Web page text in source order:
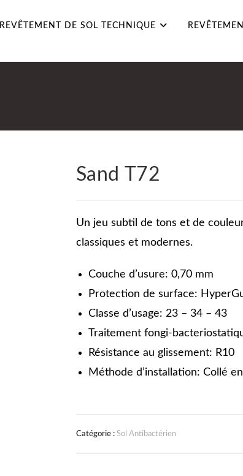
REVÊTEMENT DE SOL TECHNIQUE
Sand T72
Un jeu subtil de tons et de
classiques et modernes.
Couche d’usure: 0,70 mm
Protection de surface:
Classe d’usage: 23 – 34 – 43
Traitement fongi-
Résistance au glissement: R10
Méthode d’installation: Collé
Catégorie : Sol Antibactérien